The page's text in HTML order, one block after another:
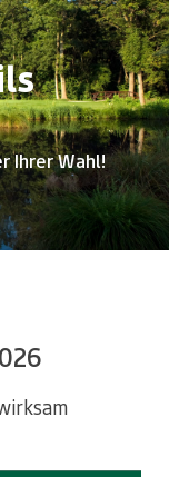
Ihrer Wahl!